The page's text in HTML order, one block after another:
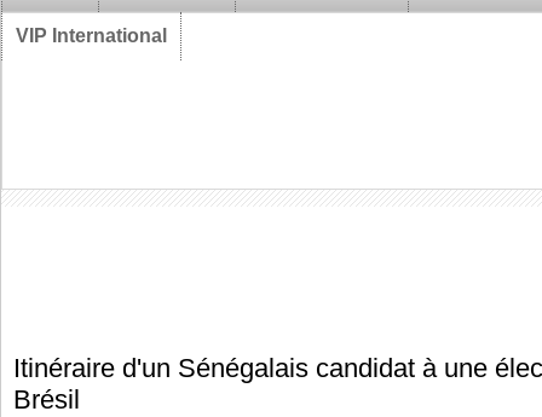
VIP International
Itinéraire d'un Sénégalais candidat à une
Brésil